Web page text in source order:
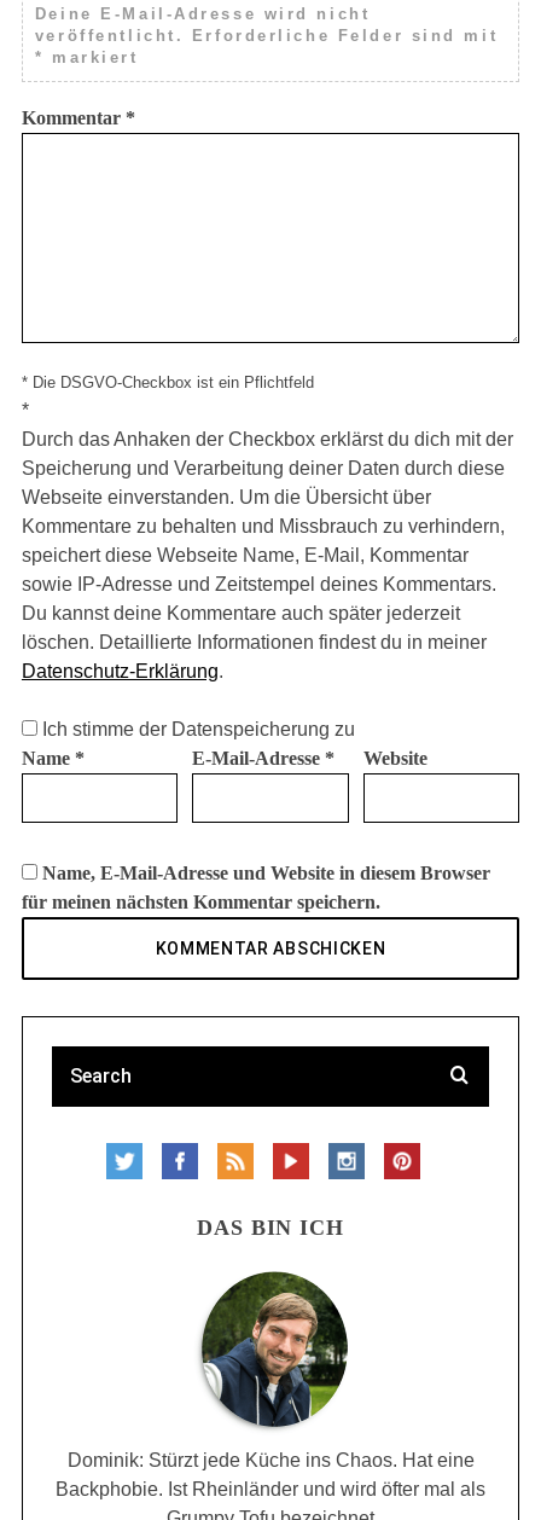
Deine E-Mail-Adresse wird nicht
veröffentlicht.
Erforderliche Felder sind mit
*
markiert
Kommentar *
* Die DSGVO-Checkbox ist ein Pflichtfeld
*
Durch das Anhaken der Checkbox erklärst du dich mit der
Speicherung und Verarbeitung deiner Daten durch diese
Webseite einverstanden. Um die Übersicht über
Kommentare zu behalten und Missbrauch zu verhindern,
speichert diese Webseite Name, E-Mail, Kommentar
sowie IP-Adresse und Zeitstempel deines Kommentars.
Du kannst deine Kommentare auch später jederzeit
löschen. Detaillierte Informationen findest du in meiner
Datenschutz-Erklärung.
Ich stimme der Datenspeicherung zu
Name * E-Mail-Adresse * Website
Name, E-Mail-Adresse und Website in diesem Browser
für meinen nächsten Kommentar speichern.
DAS BIN ICH
Dominik: Stürzt jede Küche ins Chaos. Hat eine
Backphobie. Ist Rheinländer und wird öfter mal als